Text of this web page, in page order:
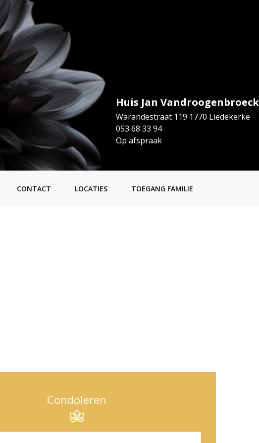
Huis Jan Vandroogenbroeck
Warandestraat 119 1770 Liedekerke
053 68 33 94
Op afspraak
CONTACT LOCATIES TOEGANG FAMILIE
Condoleren